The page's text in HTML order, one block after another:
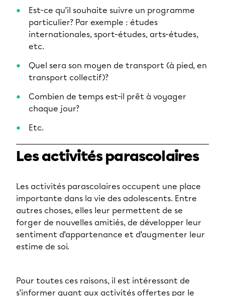
Est-ce qu’il souhaite suivre un programme
particulier? Par exemple : études
internationales, sport-études, arts-études,
etc.
Quel sera son moyen de transport (à pied, en
transport collectif)?
Combien de temps est-il prêt à voyager
chaque jour?
Etc.
Les activités parascolaires
Les activités parascolaires occupent une place
importante dans la vie des adolescents. Entre
autres choses, elles leur permettent de se
forger de nouvelles amitiés, de développer leur
sentiment d’appartenance et d’augmenter leur
estime de soi.
Pour toutes ces raisons, il est intéressant de
s’informer quant aux activités offertes par le